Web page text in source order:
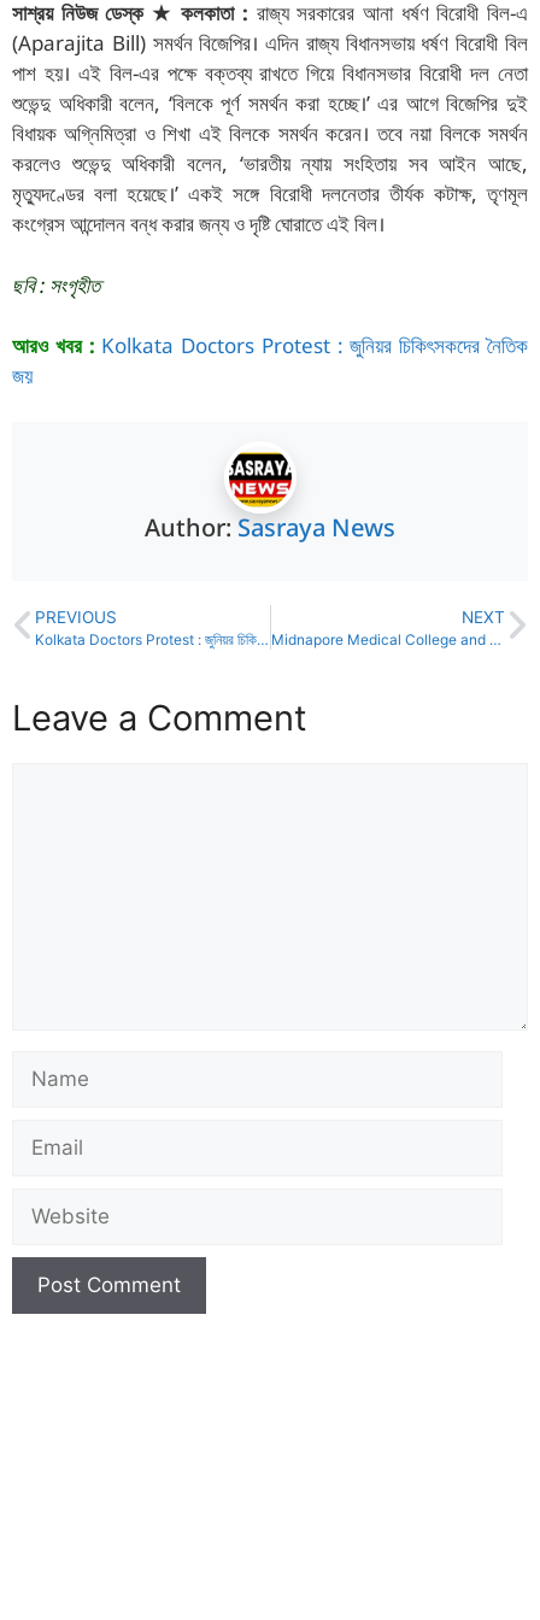
at
s
A
p
p
c
e
b
o
o
k
ai
l
er
e
st
a
p
c
h
at
e
g
ra
m
itt
er
ar
e
সাশ্রয় নিউজ ডেস্ক ★ কলকাতা : রাজ্য সরকারের আনা ধর্ষণ বিরোধী বিল-এ
(Aparajita Bill) সমর্থন বিজেপির। এদিন রাজ্য বিধানসভায় ধর্ষণ বিরোধী বিল
পাশ হয়। এই বিল-এর পক্ষে বক্তব্য রাখতে গিয়ে বিধানসভার বিরোধী দল নেতা
শুভেন্দু অধিকারী বলেন, ‘বিলকে পূর্ণ সমর্থন করা হচ্ছে।’ এর আগে বিজেপির দুই
বিধায়ক অগ্নিমিত্রা ও শিখা এই বিলকে সমর্থন করেন। তবে নয়া বিলকে সমর্থন
করলেও শুভেন্দু অধিকারী বলেন, ‘ভারতীয় ন্যায় সংহিতায় সব আইন আছে,
মৃত্যুদণ্ডের বলা হয়েছে।’ একই সঙ্গে বিরোধী দলনেতার তীর্যক কটাক্ষ, তৃণমূল
কংগ্রেস আন্দোলন বন্ধ করার জন্য ও দৃষ্টি ঘোরাতে এই বিল।
ছবি : সংগৃহীত
আরও খবর : Kolkata Doctors Protest : জুনিয়র চিকিৎসকদের নৈতিক
জয়
Author: Sasraya News
PREVIOUS
Kolkata Doctors Protest : জুনিয়র চিকিৎসকদের নৈতিক জয়
NEXT
Midnapore Medical College and Hospital : সন্দীপ ঘোষ ঘনিষ্ঠ জুনিয়র ডাক্তারের বিরুদ্ধে কড়া পদক্ষেপ মেদিনীপুর মেডিক্যাল কলেজ ও হাসপাতালের
Leave a Comment